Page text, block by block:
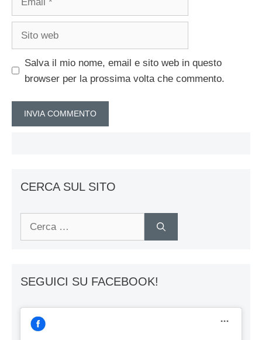
Salva il mio nome, email e sito web in questo
browser per la prossima volta che commento.
CERCA SUL SITO
Ricerca
SEGUICI SU FACEBOOK!